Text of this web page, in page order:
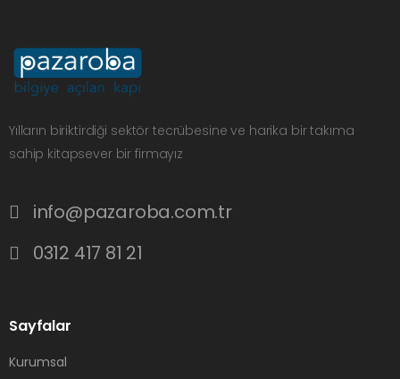
Yılların biriktirdiği sektör tecrübesine ve harika bir takıma
sahip kitapsever bir firmayız
info@pazaroba.com.tr
0312 417 81 21
Sayfalar
Kurumsal